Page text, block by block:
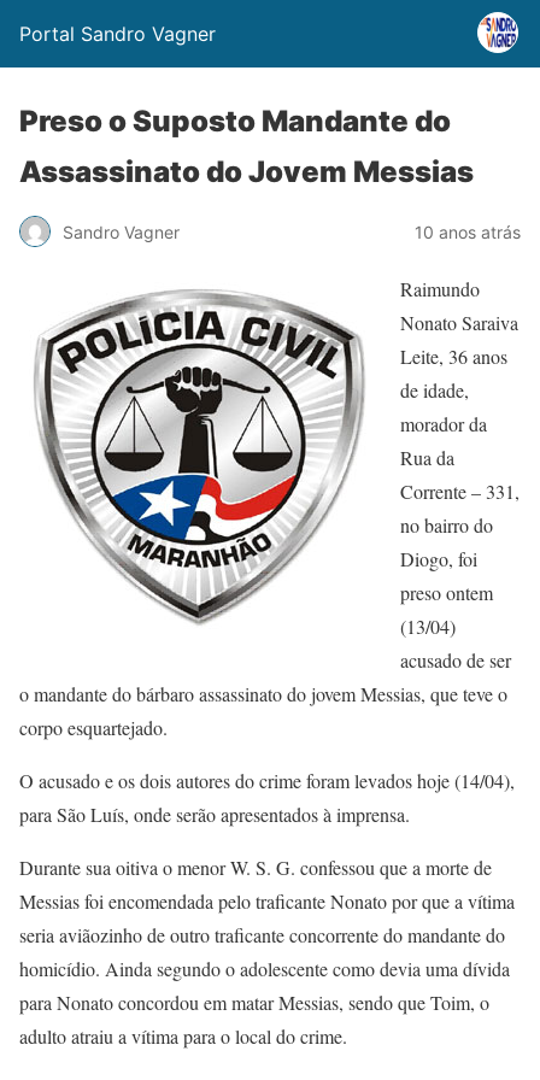
Portal Sandro Vagner
Preso o Suposto Mandante do
Assassinato do Jovem Messias
Sandro Vagner 10 anos atrás
Raimundo
Nonato Saraiva
Leite, 36 anos
de idade,
morador da
Rua da
Corrente – 331,
no bairro do
Diogo, foi
preso ontem
(13/04)
acusado de ser
o mandante do bárbaro assassinato do jovem Messias, que teve o
corpo esquartejado.
O acusado e os dois autores do crime foram levados hoje (14/04),
para São Luís, onde serão apresentados à imprensa.
Durante sua oitiva o menor W. S. G. confessou que a morte de
Messias foi encomendada pelo traficante Nonato por que a vítima
seria aviãozinho de outro traficante concorrente do mandante do
homicídio. Ainda segundo o adolescente como devia uma dívida
para Nonato concordou em matar Messias, sendo que Toim, o
adulto atraiu a vítima para o local do crime.